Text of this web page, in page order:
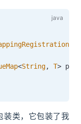
<String, T>
装类，它包装了我